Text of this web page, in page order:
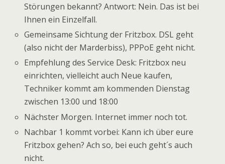
Störungen bekannt? Antwort: Nein. Das ist bei
Ihnen ein Einzelfall.
Gemeinsame Sichtung der Fritzbox. DSL geht
(also nicht der Marderbiss), PPPoE geht nicht.
Empfehlung des Service Desk: Fritzbox neu
einrichten, vielleicht auch Neue kaufen,
Techniker kommt am kommenden Dienstag
zwischen 13:00 und 18:00
Nächster Morgen. Internet immer noch tot.
Nachbar 1 kommt vorbei: Kann ich über eure
Fritzbox gehen? Ach so, bei euch geht´s auch
nicht.